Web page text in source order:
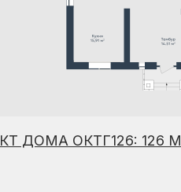
ДОМА ОКТГ126: 126 М